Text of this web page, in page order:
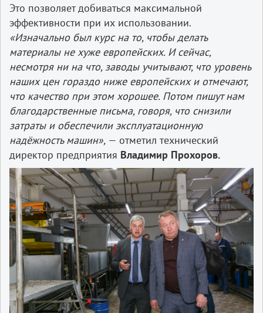
Это позволяет добиваться максимальной
эффективности при их использовании.
«Изначально был курс на то, чтобы делать
материалы не хуже европейских. И сейчас,
несмотря ни на что, заводы учитывают, что уровень
наших цен гораздо ниже европейских и отмечают,
что качество при этом хорошее. Потом пишут нам
благодарственные письма, говоря, что снизили
затраты и обеспечили эксплуатационную
надёжность машин», — отметил технический
директор предприятия Владимир Прохоров.